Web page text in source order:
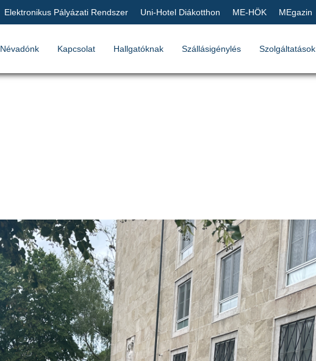
Elektronikus Pályázati Rendszer Uni-Hotel Diákotthon ME-HÖK MEgazin
Névadónk Kapcsolat Hallgatóknak Szállásigénylés Szolgáltatások